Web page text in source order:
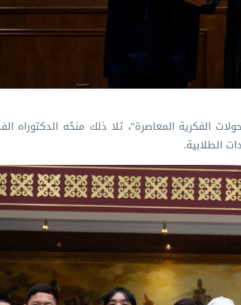
الفكرية المعاصرة"، تلا ذلك منحُه الدكتوراه
الطلابية.